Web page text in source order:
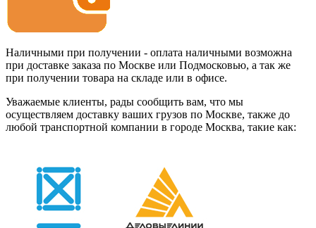
Наличными при получении - оплата наличными возможна
при доставке заказа по Москве или Подмосковью, а так же
при получении товара на складе или в офисе.
Уважаемые клиенты, рады сообщить вам, что мы
осуществляем доставку ваших грузов по Москве, также до
любой транспортной компании в городе Москва, такие как: